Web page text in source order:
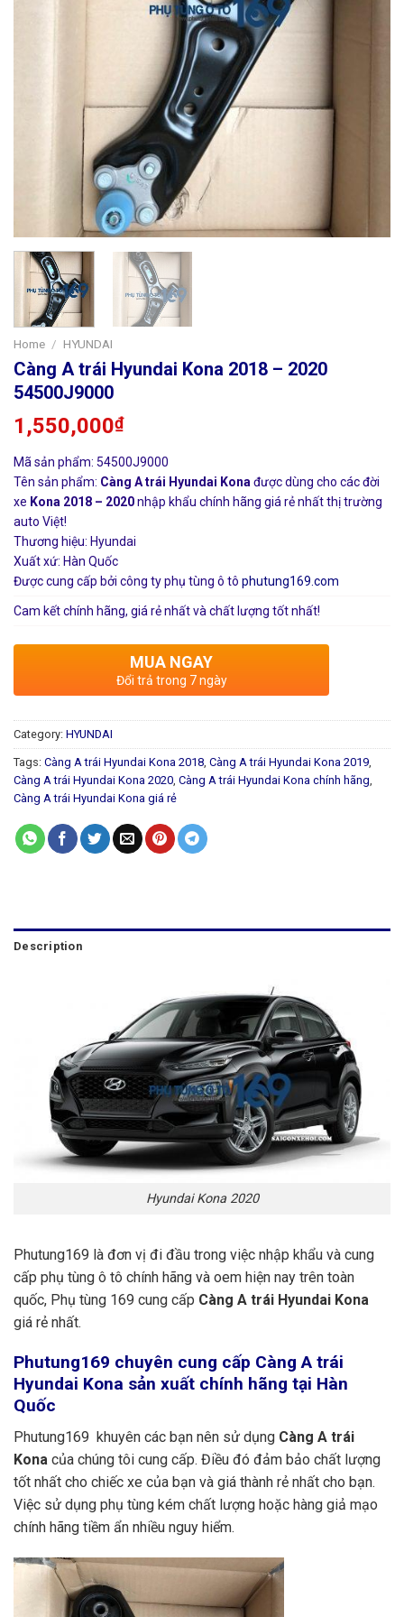
Home / HYUNDAI
Càng A trái Hyundai Kona 2018 – 2020
54500J9000
1,550,000₫
Mã sản phẩm: 54500J9000
Tên sản phẩm: Càng A trái Hyundai Kona được dùng cho các đời
xe Kona 2018 – 2020nhập khẩu chính hãng giá rẻ nhất thị trường
auto Việt!
Thương hiệu: Hyundai
Xuất xứ: Hàn Quốc
Được cung cấp bởi công ty phụ tùng ô tô phutung169.com
Cam kết chính hãng, giá rẻ nhất và chất lượng tốt nhất!
MUA NGAY
Đổi trả trong 7 ngày
Category: HYUNDAI
Tags: Càng A trái Hyundai Kona 2018 Càng A trái Hyundai Kona 2019
Càng A trái Hyundai Kona 2020 Càng A trái Hyundai Kona chính hãng
Càng A trái Hyundai Kona giá rẻ
Description
Hyundai Kona 2020
Phutung169 là đơn vị đi đầu trong việc nhập khẩu và cung
cấp phụ tùng ô tô chính hãng và oem hiện nay trên toàn
quốc, Phụ tùng 169 cung cấp Càng A trái Hyundai Kona
giá rẻ nhất.
Phutung169 chuyên cung cấp Càng A trái
Hyundai Kona sản xuất chính hãng tại Hàn
Quốc
Phutung169 khuyên các bạn nên sử dụng Càng A trái
Kona của chúng tôi cung cấp. Điều đó đảm bảo chất lượng
tốt nhất cho chiếc xe của bạn và giá thành rẻ nhất cho bạn.
Việc sử dụng phụ tùng kém chất lượng hoặc hàng giả mạo
chính hãng tiềm ẩn nhiều nguy hiểm.